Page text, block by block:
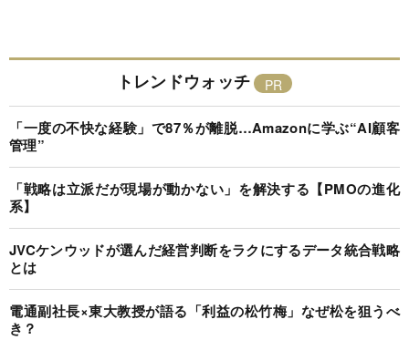
トレンドウォッチ
「一度の不快な経験」で87％が離脱…Amazonに学ぶ“AI顧客
管理”
「戦略は立派だが現場が動かない」を解決する【PMOの進化
系】
JVCケンウッドが選んだ経営判断をラクにするデータ統合戦略
とは
電通副社長×東大教授が語る「利益の松竹梅」なぜ松を狙うべ
き？